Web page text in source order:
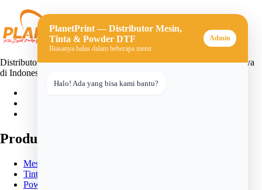
Distributor mesin, tinta, dan powder DTF (Direct-to-Film) terpercaya
di Indonesia. Solusi lengkap untuk usaha sablon digital Anda.
Produk
Mesin DTF
Tinta DTF
Powder DTF
PlanetPrint — Distributor Mesin,
Tinta & Powder DTF
Biasanya balas dalam beberapa menit
Admin
Halo! Ada yang bisa kami bantu?